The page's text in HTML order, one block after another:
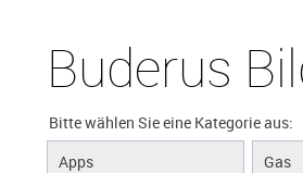
Buderus
Bitte wählen Sie eine Kategorie aus:
Apps
Gas